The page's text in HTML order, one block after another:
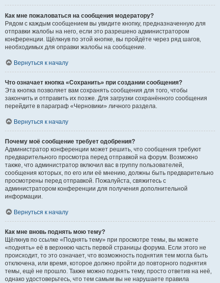
Как мне пожаловаться на сообщения модератору?
Рядом с каждым сообщением вы увидите кнопку, предназначенную для
отправки жалобы на него, если это разрешено администратором
конференции. Щёлкнув по этой кнопке, вы пройдёте через ряд шагов,
необходимых для оправки жалобы на сообщение.
Вернуться к началу
Что означает кнопка «Сохранить» при создании сообщения?
Эта кнопка позволяет вам сохранять сообщения для того, чтобы
закончить и отправить их позже. Для загрузки сохранённого сообщения
перейдите в параграф «Черновики» личного раздела.
Вернуться к началу
Почему моё сообщение требует одобрения?
Администратор конференции может решить, что сообщения требуют
предварительного просмотра перед отправкой на форум. Возможно
также, что администратор включил вас в группу пользователей,
сообщения которых, по его или её мнению, должны быть предварительно
просмотрены перед отправкой. Пожалуйста, свяжитесь с
администратором конференции для получения дополнительной
информации.
Вернуться к началу
Как мне вновь поднять мою тему?
Щёлкнув по ссылке «Поднять тему» при просмотре темы, вы можете
«поднять» её в верхнюю часть первой страницы форума. Если этого не
происходит, то это означает, что возможность поднятия тем могла быть
отключена, или время, которое должно пройти до повторного поднятия
темы, ещё не прошло. Также можно поднять тему, просто ответив на неё,
однако удостоверьтесь, что тем самым вы не нарушаете правила